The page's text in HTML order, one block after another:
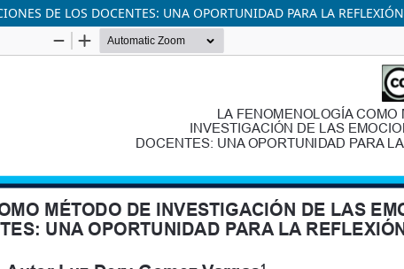
DE LOS DOCENTES: UNA OPORTUNIDAD PARA LA REFLEXIÓN